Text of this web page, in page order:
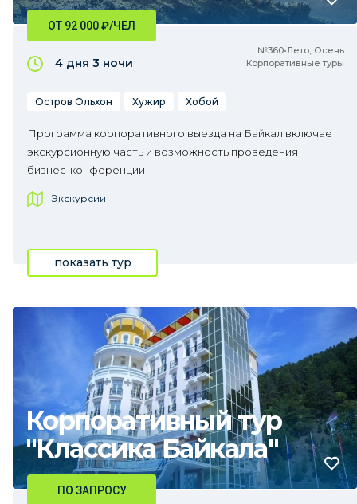
№360•Лето, Осень
Корпоративные туры
ОТ 92 000₽/ЧЕЛ
4 дня 3 ночи
Остров Ольхон Хужир Хобой
Программа корпоративного выезда на Байкал включает
экскурсионную часть и возможность проведения
бизнес-конференции
Экскурсии
показать тур
Корпоративный тур
"Классика Байкала"
ПО ЗАПРОСУ